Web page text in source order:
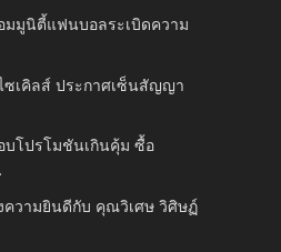
มูนิตี้แฟนบอลระเบิดความ
ซเคิลส์ ประกาศเซ็นสัญญา
บโปรโมชันเกินคุ้ม ซื้อ
วามยินดีกับ คุณวิเศษ วิศิษฏ์